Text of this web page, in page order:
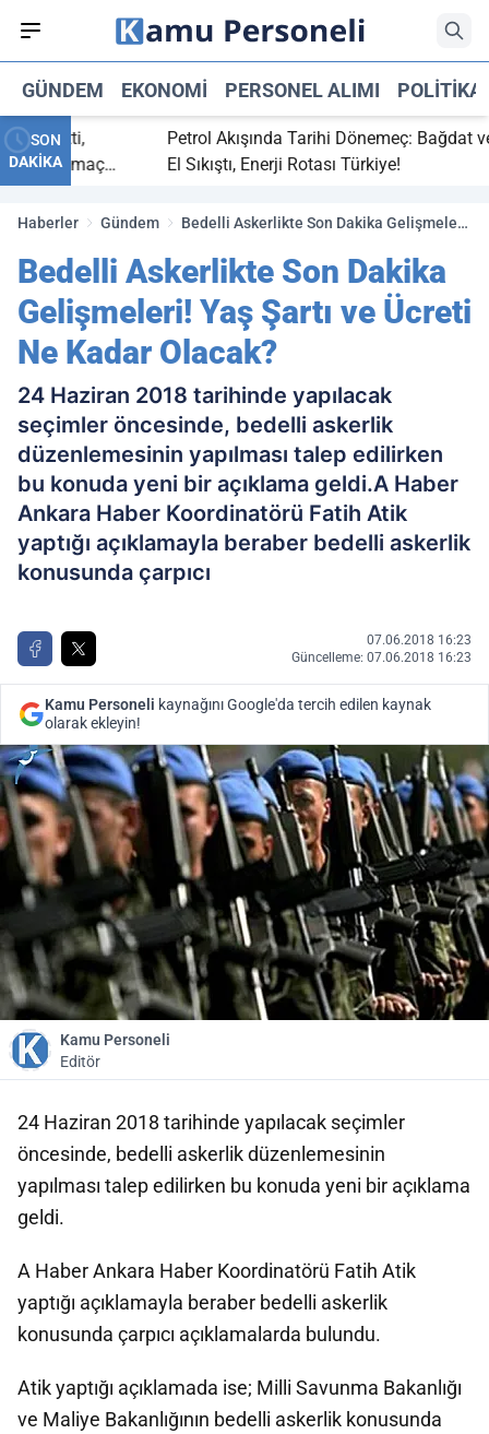
GÜNDEM EKONOMI PERSONEL ALIMI POLITIKA
SON
DAKİKA
bitti,
maç
Petrol Akışında Tarihi Dönemeç: Bağdat ve
El Sıkıştı, Enerji Rotası Türkiye!
Haberler Gündem
Bedelli Askerlikte Son Dakika Gelişmeleri!
Bedelli Askerlikte Son Dakika
Gelişmeleri! Yaş Şartı ve Ücreti
Ne Kadar Olacak?
24 Haziran 2018 tarihinde yapılacak
seçimler öncesinde, bedelli askerlik
düzenlemesinin yapılması talep edilirken
bu konuda yeni bir açıklama geldi.A Haber
Ankara Haber Koordinatörü Fatih Atik
yaptığı açıklamayla beraber bedelli askerlik
konusunda çarpıcı
07.06.2018 16:23
Güncelleme: 07.06.2018 16:23
Kamu Personeli kaynağını Google'da tercih edilen kaynak
olarak ekleyin!
Kamu Personeli
Editör
24 Haziran 2018 tarihinde yapılacak seçimler
öncesinde, bedelli askerlik düzenlemesinin
yapılması talep edilirken bu konuda yeni bir açıklama
geldi.
A Haber Ankara Haber Koordinatörü Fatih Atik
yaptığı açıklamayla beraber bedelli askerlik
konusunda çarpıcı açıklamalarda bulundu.
Atik yaptığı açıklamada ise; Milli Savunma Bakanlığı
ve Maliye Bakanlığının bedelli askerlik konusunda